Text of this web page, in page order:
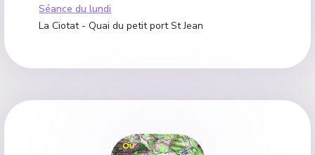
Séance du lundi
La Ciotat - Quai du petit port St Jean